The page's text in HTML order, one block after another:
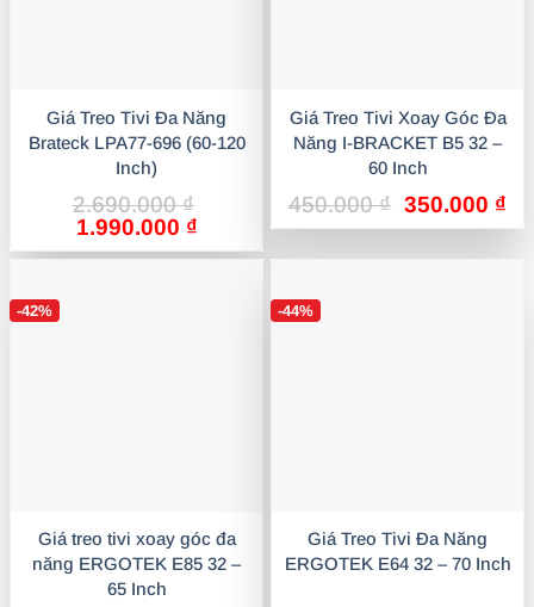
Giá Treo Tivi Đa Năng
Brateck LPA77-696 (60-120
Inch)
2.690.000₫
Giá
gốc
1.990.000 ₫Giá
hiện
1.990.000 ₫.
Giá Treo Tivi Xoay Góc Đa
Năng I-BRACKET B5 32 –
60 Inch
450.000₫ Giá
gốc
350.000 ₫
-42%
Giá treo tivi xoay góc đa
năng ERGOTEK E85 32 –
65 Inch
-44%
Giá Treo Tivi Đa Năng
ERGOTEK E64 32 – 70 Inch